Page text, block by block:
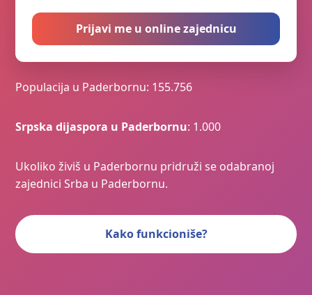
Prijavi me u online zajednicu
Populacija u Paderbornu: 155.756
Srpska dijaspora u Paderbornu: 1.000
Ukoliko živiš u Paderbornu pridruži se odabranoj
zajednici Srba u Paderbornu.
Kako funkcioniše?